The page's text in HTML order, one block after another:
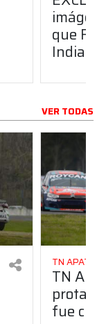
que
VER TODAS
TN APAT
TN
fue